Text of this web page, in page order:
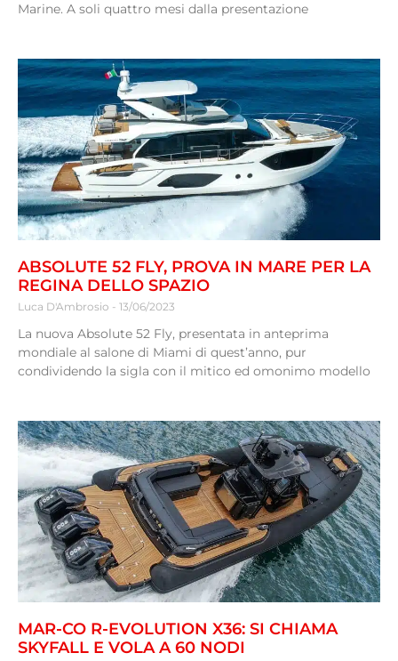
Marine. A soli quattro mesi dalla presentazione
ABSOLUTE 52 FLY, PROVA IN MARE PER LA
REGINA DELLO SPAZIO
Luca D'Ambrosio 13/06/2023
La nuova Absolute 52 Fly, presentata in anteprima
mondiale al salone di Miami di quest’anno, pur
condividendo la sigla con il mitico ed omonimo modello
MAR-CO R-EVOLUTION X36: SI CHIAMA
SKYFALL E VOLA A 60 NODI